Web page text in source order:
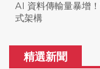
AI 資料傳輸量暴增
式架構
精選新聞